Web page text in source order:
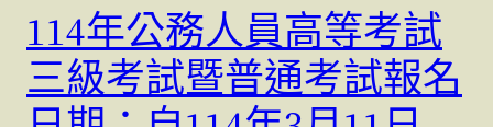
114年公務人員高等考試
三級考試暨普通考試報名